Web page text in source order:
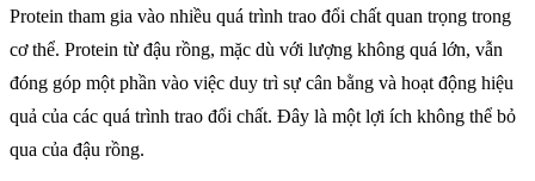
Protein tham gia vào nhiều quá trình trao đổi chất quan trọng trong
cơ thể. Protein từ đậu rồng, mặc dù với lượng không quá lớn, vẫn
đóng góp một phần vào việc duy trì sự cân bằng và hoạt động hiệu
quả của các quá trình trao đổi chất. Đây là một lợi ích không thể bỏ
qua của đậu rồng.